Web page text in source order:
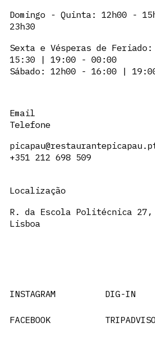
Domingo - Quinta: 12h00 -
23h30
Sexta e Vésperas de
15:30 | 19:00 - 00:00
Sábado: 12h00 - 16:00 |
Email
Telefone
+351 212 698 509
Localização
R. da Escola Politécnica 27,
Lisboa
INSTAGRAM DIG-IN
FACEBOOK